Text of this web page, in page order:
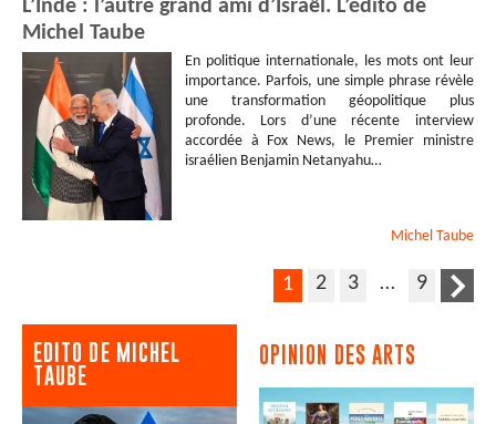
L’Inde : l’autre grand ami d’Israël. L’édito de
Michel Taube
En politique internationale, les mots ont leur
importance. Parfois, une simple phrase révèle
une transformation géopolitique plus
profonde. Lors d’une récente interview
accordée à Fox News, le Premier ministre
israélien Benjamin Netanyahu…
Michel Taube
1 2 3 … 9
EDITO DE MICHEL
TAUBE
OPINION DES ARTS